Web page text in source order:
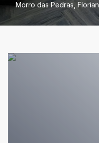
Morro das Pedras,